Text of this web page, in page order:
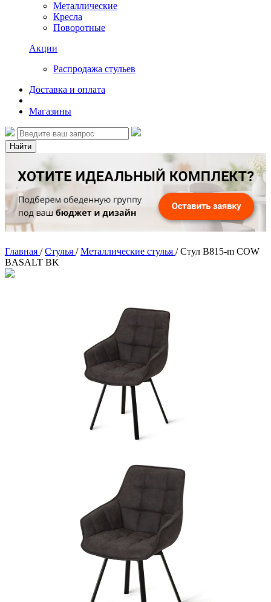
Металлические
Кресла
Поворотные
Акции
Распродажа стульев
Доставка и оплата
Магазины
Найти
Главная / Стулья / Металлические стулья / Стул B815-m COW
BASALT BK